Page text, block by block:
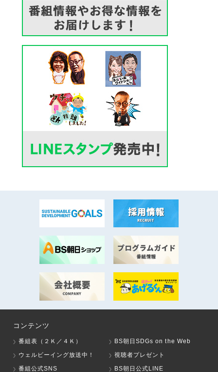
コンテンツ
番組表（２Ｋ／４Ｋ）
BS朝日SDGs on the Web
ウェルビーイング放送中！
視聴者プレゼント
番組公式SNS
BS朝日公式LINE